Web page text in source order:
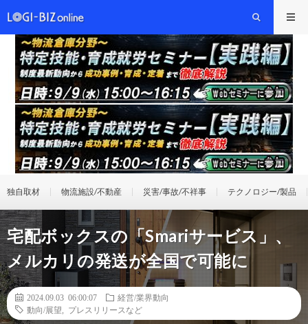
独自取材 物流施設/不動産 災害/事故/不祥事 テクノロジー/製品
宅配ボックスの「Smariサービス」、
メルカリの発送が全国で可能に
2024.09.03 06:00:07
経営/業界動向
動向/展望
プレスリリースなど